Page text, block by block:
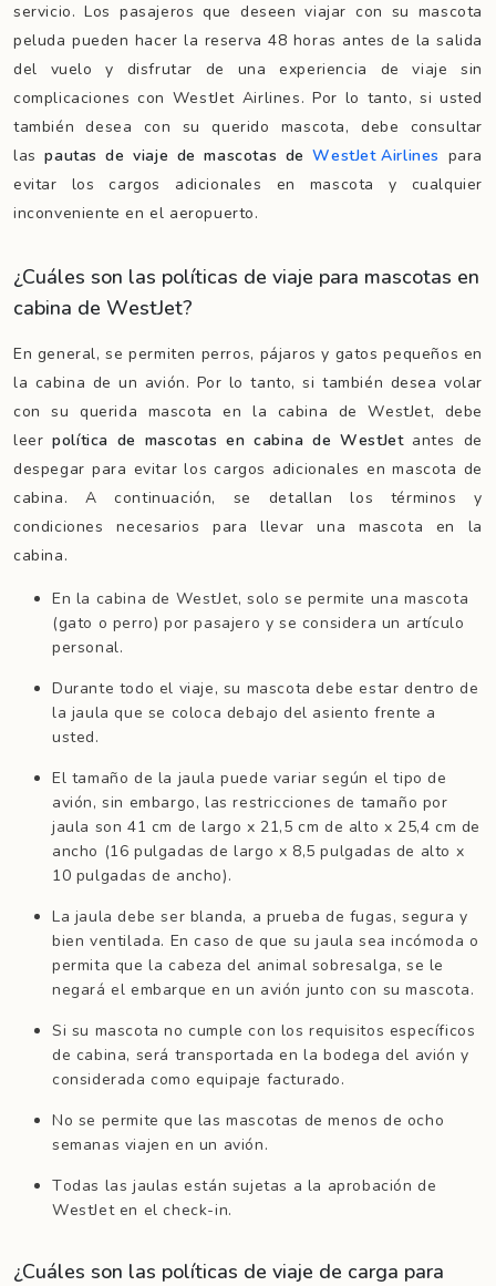
servicio. Los pasajeros que deseen viajar con su mascota
peluda pueden hacer la reserva 48 horas antes de la salida
del vuelo y disfrutar de una experiencia de viaje sin
complicaciones con WestJet Airlines. Por lo tanto, si usted
también desea con su querido mascota, debe consultar
las pautas de viaje de mascotas deWestJet Airlines para
evitar los cargos adicionales en mascota y cualquier
inconveniente en el aeropuerto.
¿Cuáles son las políticas de viaje para mascotas en
cabina de WestJet?
En general, se permiten perros, pájaros y gatos pequeños en
la cabina de un avión. Por lo tanto, si también desea volar
con su querida mascota en la cabina de WestJet, debe
leerpolítica de mascotas en cabina de WestJetantes de
despegar para evitar los cargos adicionales en mascota de
cabina. A continuación, se detallan los términos y
condiciones necesarios para llevar una mascota en la
cabina.
En la cabina de WestJet, solo se permite una mascota
(gato o perro) por pasajero y se considera un artículo
personal.
Durante todo el viaje, su mascota debe estar dentro de
la jaula que se coloca debajo del asiento frente a
usted.
El tamaño de la jaula puede variar según el tipo de
avión, sin embargo, las restricciones de tamaño por
jaula son 41 cm de largo x 21,5 cm de alto x 25,4 cm de
ancho (16 pulgadas de largo x 8,5 pulgadas de alto x
10 pulgadas de ancho).
La ​​jaula debe ser blanda, a prueba de fugas, segura y
bien ventilada. En caso de que su jaula sea incómoda o
permita que la cabeza del animal sobresalga, se le
negará el embarque en un avión junto con su mascota.
Si su mascota no cumple con los requisitos específicos
de cabina, será transportada en la bodega del avión y
considerada como equipaje facturado.
No se permite que las mascotas de menos de ocho
semanas viajen en un avión.
Todas las jaulas están sujetas a la aprobación de
WestJet en el check-in.
¿Cuáles son las políticas de viaje de carga para